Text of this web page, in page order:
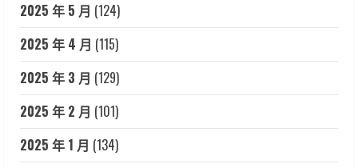
2025 年 5 月 (124)
2025 年 4 月 (115)
2025 年 3 月 (129)
2025 年 2 月 (101)
2025 年 1 月 (134)